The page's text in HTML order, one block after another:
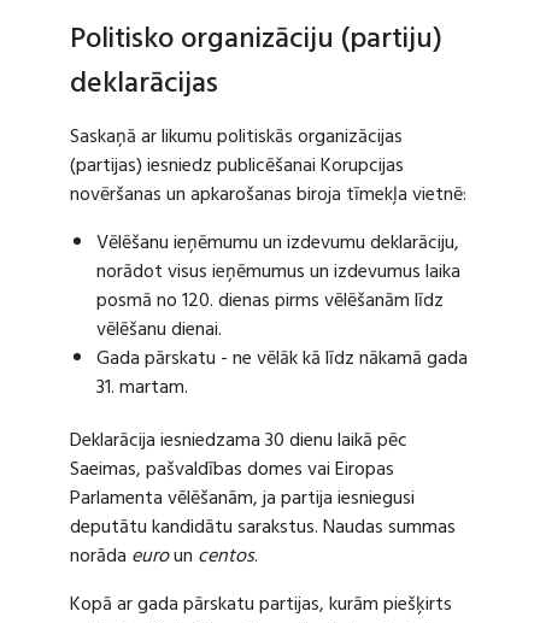
Politisko organizāciju (partiju)
deklarācijas
Saskaņā ar likumu politiskās organizācijas
(partijas) iesniedz publicēšanai Korupcijas
novēršanas un apkarošanas biroja tīmekļa vietnē:
Vēlēšanu ieņēmumu un izdevumu deklarāciju,
norādot visus ieņēmumus un izdevumus laika
posmā no 120. dienas pirms vēlēšanām līdz
vēlēšanu dienai.
Gada pārskatu - ne vēlāk kā līdz nākamā gada
31. martam.
Deklarācija iesniedzama 30 dienu laikā pēc
Saeimas, pašvaldības domes vai Eiropas
Parlamenta vēlēšanām, ja partija iesniegusi
deputātu kandidātu sarakstus. Naudas summas
norāda euroun centos.
Kopā ar gada pārskatu partijas, kurām piešķirts